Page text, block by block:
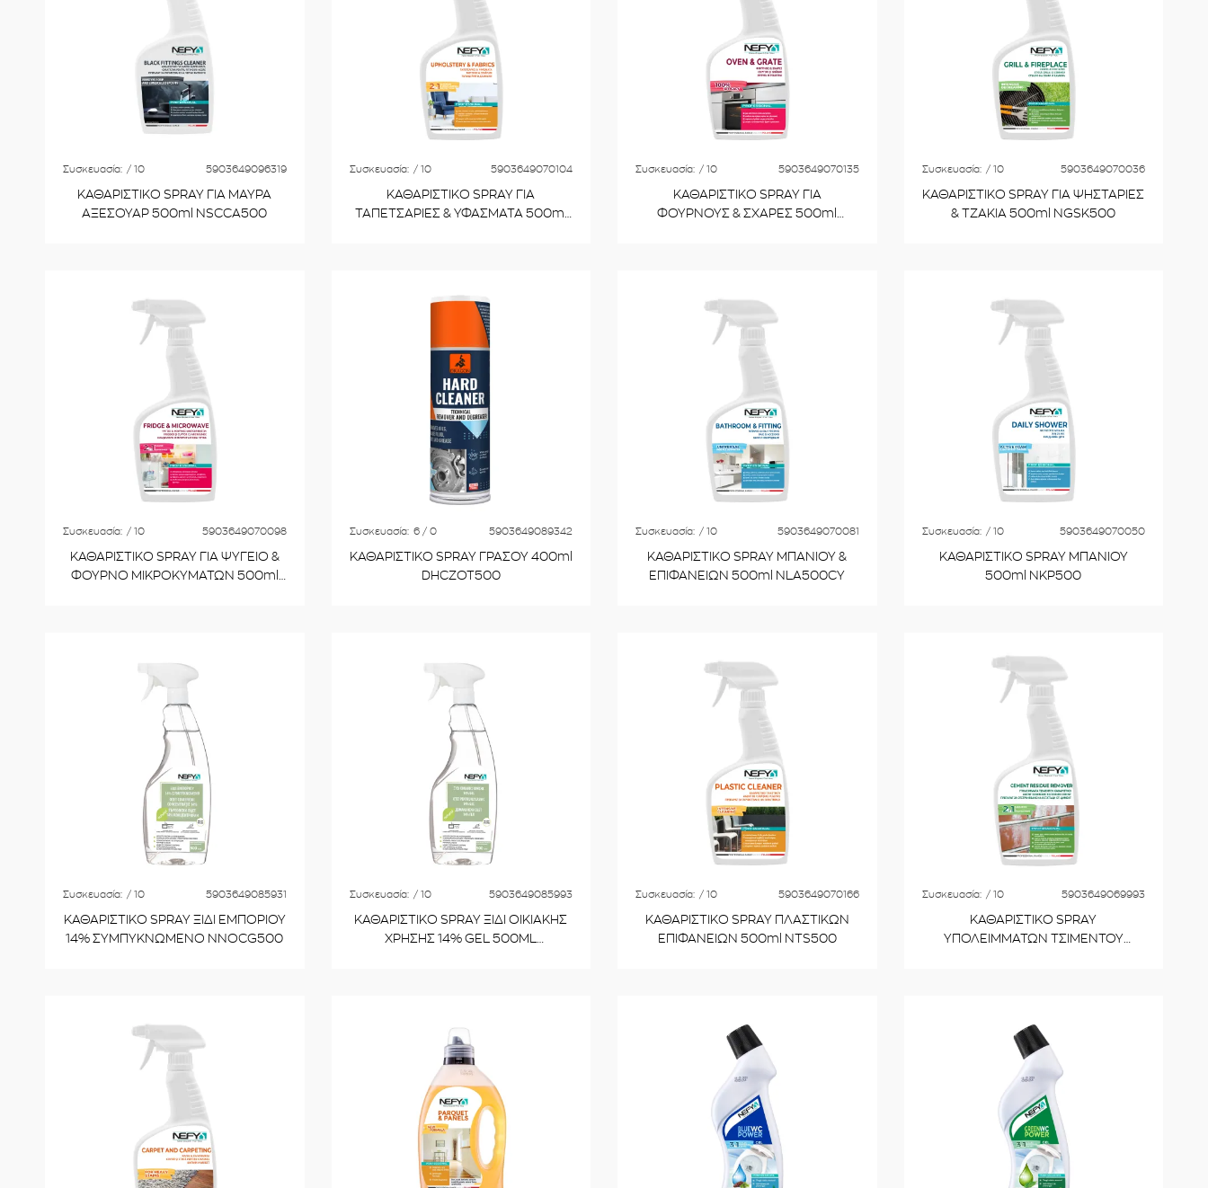
Συσκευασία: / 10 5903649096319
ΚΑΘΑΡΙΣΤΙΚΟ SPRAY ΓΙΑ ΜΑΥΡΑ
ΑΞΕΣΟΥΑΡ 500ml NSCCA500
Συσκευασία: / 10 5903649070104
ΚΑΘΑΡΙΣΤΙΚΟ SPRAY ΓΙΑ
ΤΑΠΕΤΣΑΡΙΕΣ & ΥΦΑΣΜΑΤΑ 500ml
Συσκευασία: / 10 5903649070135
ΚΑΘΑΡΙΣΤΙΚΟ SPRAY ΓΙΑ
ΦΟΥΡΝΟΥΣ & ΣΧΑΡΕΣ 500ml
Συσκευασία: / 10 5903649070036
ΚΑΘΑΡΙΣΤΙΚΟ SPRAY ΓΙΑ ΨΗΣΤΑΡΙΕΣ
& ΤΖΑΚΙΑ 500ml NGSK500
Συσκευασία: / 10 5903649070098
ΚΑΘΑΡΙΣΤΙΚΟ SPRAY ΓΙΑ ΨΥΓΕΙΟ &
ΦΟΥΡΝΟ ΜΙΚΡΟΚΥΜΑΤΩΝ 500ml
Συσκευασία: 6 / 0 5903649089342
ΚΑΘΑΡΙΣΤΙΚΟ SPRAY ΓΡΑΣΟΥ 400ml
DHCZOT500
Συσκευασία: / 10 5903649070081
ΚΑΘΑΡΙΣΤΙΚΟ SPRAY ΜΠΑΝΙΟΥ &
ΕΠΙΦΑΝΕΙΩΝ 500ml NLA500CY
Συσκευασία: / 10 5903649070050
ΚΑΘΑΡΙΣΤΙΚΟ SPRAY ΜΠΑΝΙΟΥ
500ml NKP500
Συσκευασία: / 10 5903649085931
ΚΑΘΑΡΙΣΤΙΚΟ SPRAY ΞΙΔΙ ΕΜΠΟΡΙΟΥ
14% ΣΥΜΠΥΚΝΩΜΕΝΟ NNOCG500
Συσκευασία: / 10 5903649085993
ΚΑΘΑΡΙΣΤΙΚΟ SPRAY ΞΙΔΙ ΟΙΚΙΑΚΗΣ
ΧΡΗΣΗΣ 14% GEL 500ML
Συσκευασία: / 10 5903649070166
ΚΑΘΑΡΙΣΤΙΚΟ SPRAY ΠΛΑΣΤΙΚΩΝ
ΕΠΙΦΑΝΕΙΩΝ 500ml NTS500
Συσκευασία: / 10 5903649069993
ΚΑΘΑΡΙΣΤΙΚΟ SPRAY
ΥΠΟΛΕΙΜΜΑΤΩΝ ΤΣΙΜΕΝΤΟΥ